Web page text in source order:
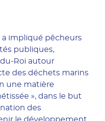
a impliqué pêcheurs
publiques,
Roi autour
des déchets marins
une matière
», dans le but
des